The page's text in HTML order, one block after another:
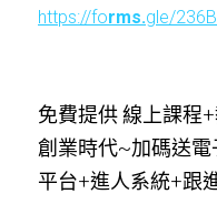
https://forms.gle/
免費提供 線上課程
創業時代~加碼送
平台+進人系統+跟